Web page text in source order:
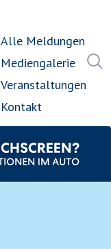
Alle Meldungen
Mediengalerie
Veranstaltungen
Kontakt